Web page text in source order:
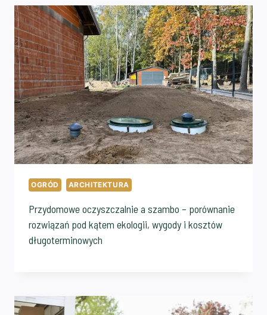
OGRÓD ARCHITEKTURA
Przydomowe oczyszczalnie a szambo – porównanie
rozwiązań pod kątem ekologii, wygody i kosztów
długoterminowych